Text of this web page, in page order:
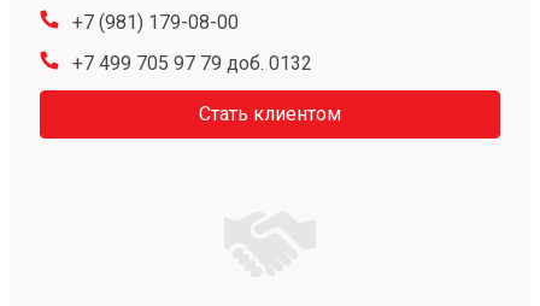
+7 (981) 179-08-00
+7 499 705 97 79 доб. 0132
Стать клиентом